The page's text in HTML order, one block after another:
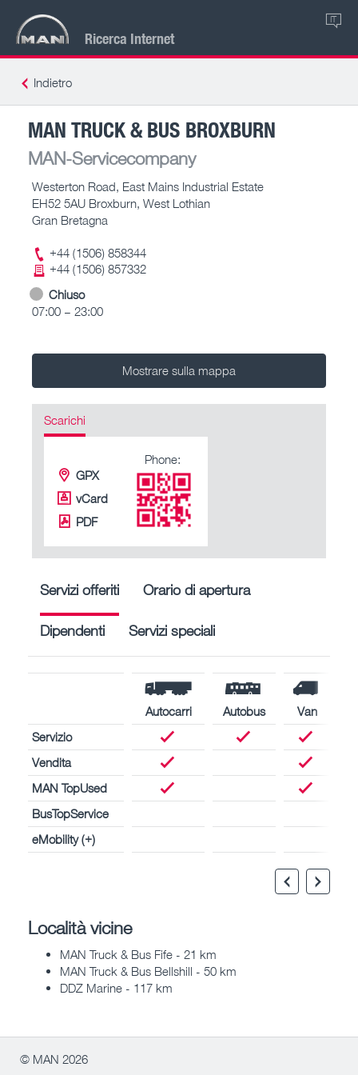
Ricerca Internet
IT
Indietro
MAN TRUCK & BUS BROXBURN
MAN-Servicecompany
Westerton Road, East Mains Industrial Estate
EH52 5AU Broxburn, West Lothian
Gran Bretagna
+44 (1506) 858344
+44 (1506) 857332
Chiuso
07:00 – 23:00
Mostrare sulla mappa
Scarichi
GPX
vCard
PDF
Phone:
Servizi offeriti Orario di apertura
Dipendenti Servizi speciali
Autocarri Autobus
Van
Servizio
Vendita
MAN TopUsed
BusTopService
eMobility (+)
Località vicine
MAN Truck & Bus Fife - 21 km
MAN Truck & Bus Bellshill - 50 km
DDZ Marine - 117 km
© MAN 2026